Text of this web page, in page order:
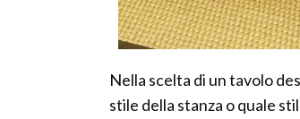
Nella scelta di un tavolo
stile della stanza o quale